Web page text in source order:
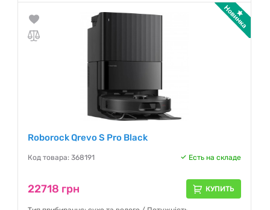
Roborock Qrevo S Pro Black
Код товара: 368191 Есть на складе
22718 грн КУПИТЬ